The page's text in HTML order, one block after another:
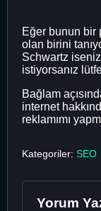
Eğer bunun bir
olan birini
Schwartz
istiyorsanız
Bağlam
internet
reklamımı
Kategoriler: SEO
Yorum